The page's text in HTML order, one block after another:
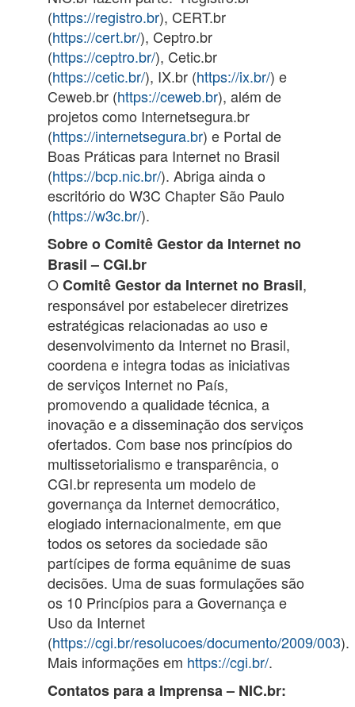
(https://registro.br), CERT.br
(https://cert.br/), Ceptro.br
(https://ceptro.br/), Cetic.br
(https://cetic.br/), IX.br (https://ix.br/) e
Ceweb.br (https://ceweb.br), além de
projetos como Internetsegura.br
(https://internetsegura.br) e Portal de
Boas Práticas para Internet no Brasil
(https://bcp.nic.br/). Abriga ainda o
escritório do W3C Chapter São Paulo
(https://w3c.br/).
Sobre o Comitê Gestor da Internet no
Brasil – CGI.br
OComitê Gestor da Internet no Brasil,
responsável por estabelecer diretrizes
estratégicas relacionadas ao uso e
desenvolvimento da Internet no Brasil,
coordena e integra todas as iniciativas
de serviços Internet no País,
promovendo a qualidade técnica, a
inovação e a disseminação dos serviços
ofertados. Com base nos princípios do
multissetorialismo e transparência, o
CGI.br representa um modelo de
governança da Internet democrático,
elogiado internacionalmente, em que
todos os setores da sociedade são
partícipes de forma equânime de suas
decisões. Uma de suas formulações são
os 10 Princípios para a Governança e
Uso da Internet
(https://cgi.br/resolucoes/documento/2009/003).
Mais informações em https://cgi.br/.
Contatos para a Imprensa – NIC.br: